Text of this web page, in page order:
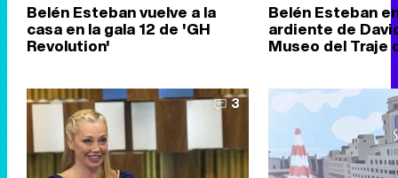
Belén Esteban vuelve a la
casa en la gala 12 de 'GH
Revolution'
Belén Esteban
ardiente de
Museo del Traje
3